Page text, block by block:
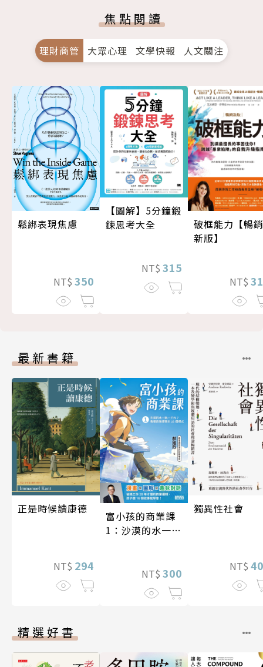
焦點閱讀
理財商管 大眾心理 文學快報 人文關注
鬆綁表現焦慮
NT$ 350
【圖解】5分鐘鍛
鍊思考大全
NT$ 315
破框能力【暢銷
新版】
NT$
最新書籍
正是時候讀康德
NT$ 294
富小孩的商業課
1：沙漠的水一瓶
NT$ 300
獨異性社會
NT$
精選好書